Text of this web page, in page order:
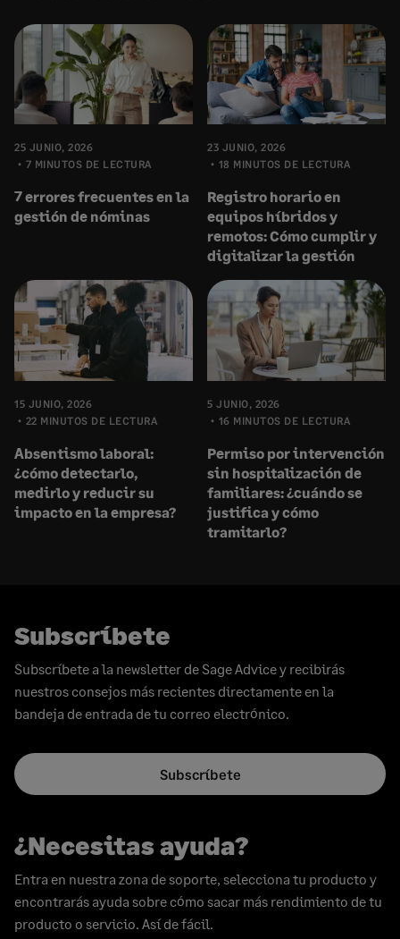
25 JUNIO, 2026
7 MINUTOS DE LECTURA
7 errores frecuentes en la
gestión de nóminas
23 JUNIO, 2026
18 MINUTOS DE LECTURA
Registro horario en
equipos híbridos y
remotos: Cómo cumplir y
digitalizar la gestión
15 JUNIO, 2026
22 MINUTOS DE LECTURA
Absentismo laboral:
¿cómo detectarlo,
medirlo y reducir su
impacto en la empresa?
5 JUNIO, 2026
16 MINUTOS DE LECTURA
Permiso por intervención
sin hospitalización de
familiares: ¿cuándo se
justifica y cómo
tramitarlo?
Subscríbete
Subscríbete a la newsletter de Sage Advice y recibirás
nuestros consejos más recientes directamente en la
bandeja de entrada de tu correo electrónico.
Subscríbete
¿Necesitas ayuda?
Entra en nuestra zona de soporte, selecciona tu producto y
encontrarás ayuda sobre cómo sacar más rendimiento de tu
producto o servicio. Así de fácil.